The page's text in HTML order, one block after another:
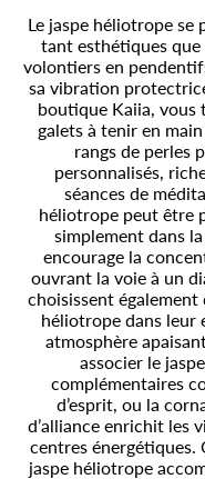
Le jaspe héliotrope se
tant esthétiques
volontiers en
sa vibration
boutique Kaiia, vous
galets à tenir en
rangs de perles
personnalisés,
séances de
héliotrope peut être
simplement dans
encourage la
ouvrant la voie à un
choisissent également
héliotrope dans leur
atmosphère
associer le
complémentaires
d’esprit, ou la
d’alliance enrichit les
centres énergétiques.
jaspe héliotrope